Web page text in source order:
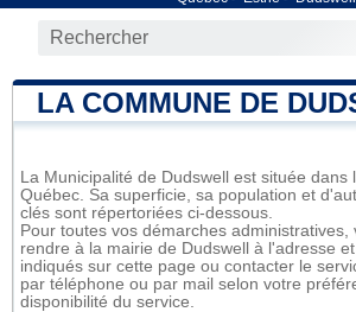
LA COMMUNE DE
La Municipalité de Dudswell est située dans
Québec. Sa superficie, sa population et
clés sont répertoriées ci-dessous.
Pour toutes vos démarches administratives,
rendre à la mairie de Dudswell à l'adresse
indiqués sur cette page ou contacter le
par téléphone ou par mail selon votre
disponibilité du service.